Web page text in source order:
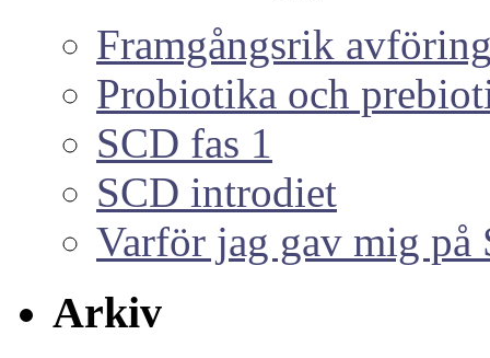
Framgångsrik
Probiotika och
SCD fas 1
SCD introdiet
Varför jag gav mig på
Arkiv